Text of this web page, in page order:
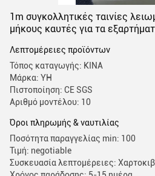
1m συγκολλητικές ταινίες
μήκους καυτές για τα
Λεπτομέρειες προϊόντων
Τόπος καταγωγής: ΚΙΝΑ
Μάρκα: YH
Πιστοποίηση: CE SGS
Αριθμό μοντέλου: 10
Όροι πληρωμής & ναυτιλίας
Ποσότητα παραγγελίας min: 100
Τιμή: negotiable
Συσκευασία λεπτομέρειες: